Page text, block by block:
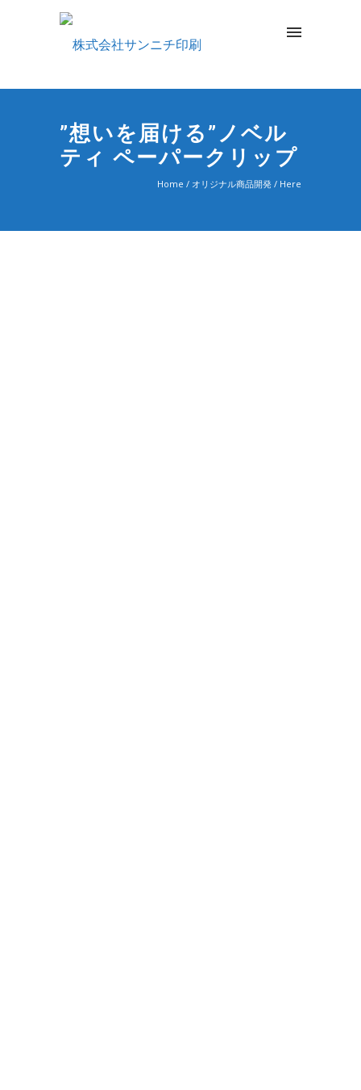
”想いを届ける”ノベル
ティ ペーパークリップ
Home / オリジナル商品開発 / Here